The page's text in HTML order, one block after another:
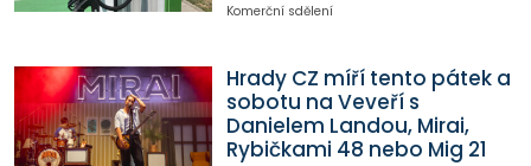
Komerční sdělení
Hrady CZ míří tento pátek a
sobotu na Veveří s
Danielem Landou, Mirai,
Rybičkami 48 nebo Mig 21